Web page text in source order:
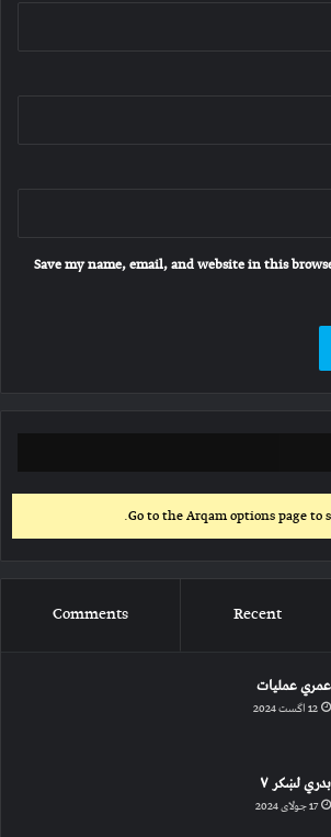
Save my name, email, and website in this
Go to the Arqam options page to
Recent
Comments
عمري عملیات
12 اگست 2024
بدري لښکر ۷
17 جولای 2024